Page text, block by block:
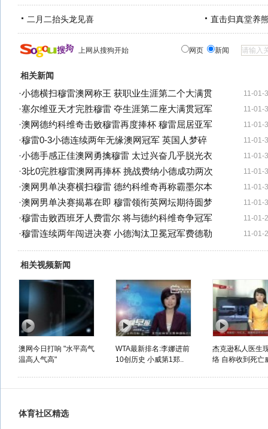
二月二抬头龙见喜 直击归真堂养
上网从搜狗开始 网页 新闻
相关新闻
11-01-
·小德横扫穆雷澳网称王 获职业生涯第二个大满贯
11-01-
·塞尔维亚天才完胜穆雷 夺生涯第二座大满贯冠军
11-01-
·澳网德约科维奇击败穆雷再度捧杯 穆雷屈居亚军
11-01-
·穆雷0-3小德连续两年无缘澳网冠军 英国人梦碎
11-01-
·小德手感正佳澳网勇擒穆雷 太过兴奋几乎脱光衣
11-01-
·3比0完胜穆雷澳网再捧杯 挑战费纳小德成功两次
11-01-
·澳网男单决赛横扫穆雷 德约科维奇再称霸墨尔本
11-01-
·澳网男单决赛揭幕在即 穆雷领衔英网坛期待圆梦
11-01-
·穆雷击败西班牙人费雷尔 将与德约科维奇争冠军
11-01-
·穆雷连续两年闯进决赛 小德淘汰卫冕冠军费德勒
相关视频新闻
澳网今日打响 "水平高气
温高人气高"
WTA最新排名:李娜进前
10创历史 小威第1郑..
杰克逊私人医生
络 自称收到死亡
体育社区精选